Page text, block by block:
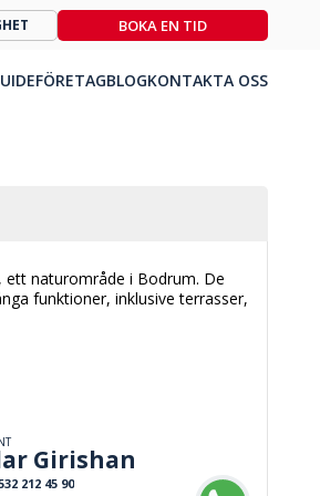
ett naturområde i Bodrum. De
funktioner, inklusive terrasser,
Girishan
212 45 90
BOKA EN TID
FÖRETAGBLOGKONTAKTA OSS